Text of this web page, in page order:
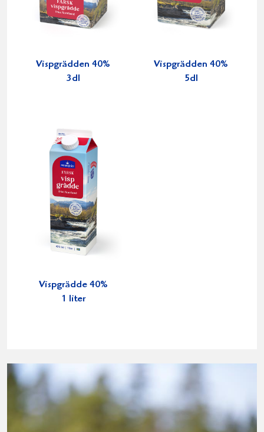
Vispgrädden 40%
3dl
Vispgrädden 40%
5dl
Vispgrädde 40%
1 liter